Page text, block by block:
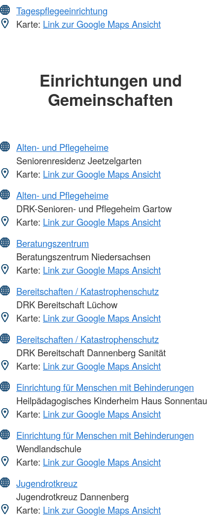
Tagespflegeeinrichtung
Karte: Link zur Google Maps Ansicht
Einrichtungen und
Gemeinschaften
Alten- und Pflegeheime
Seniorenresidenz Jeetzelgarten
Karte: Link zur Google Maps Ansicht
Alten- und Pflegeheime
DRK-Senioren- und Pflegeheim Gartow
Karte: Link zur Google Maps Ansicht
Beratungszentrum
Beratungszentrum Niedersachsen
Karte: Link zur Google Maps Ansicht
Bereitschaften / Katastrophenschutz
DRK Bereitschaft Lüchow
Karte: Link zur Google Maps Ansicht
Bereitschaften / Katastrophenschutz
DRK Bereitschaft Dannenberg Sanität
Karte: Link zur Google Maps Ansicht
Einrichtung für Menschen mit Behinderungen
Heilpädagogisches Kinderheim Haus Sonnentau
Karte: Link zur Google Maps Ansicht
Einrichtung für Menschen mit Behinderungen
Wendlandschule
Karte: Link zur Google Maps Ansicht
Jugendrotkreuz
Jugendrotkreuz Dannenberg
Karte: Link zur Google Maps Ansicht